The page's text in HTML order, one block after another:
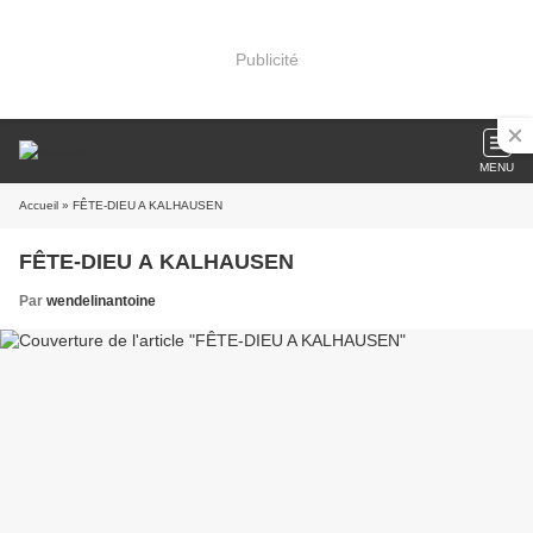
Publicité
MENU
Accueil » FÊTE-DIEU A KALHAUSEN
FÊTE-DIEU A KALHAUSEN
Par wendelinantoine